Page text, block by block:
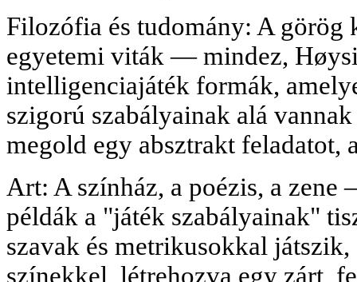
Filozófia és tudomány: A görög
egyetemi viták — mindez,
intelligenciajáték formák,
szigorú szabályainak alá
megold egy absztrakt feladatot,
Art: A színház, a poézis, a
példák a "játék szabályainak"
szavak és metrikusokkal
színekkel, létrehozva egy zárt,